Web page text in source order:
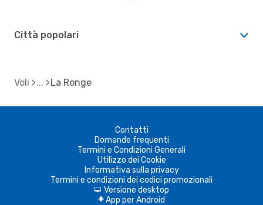
Città popolari
Voli La Ronge
Contatti
Domande frequenti
Termini e Condizioni Generali
Utilizzo dei Cookie
Informativa sulla privacy
Termini e condizioni dei codici promozionali
d Versione desktop
A App per Android